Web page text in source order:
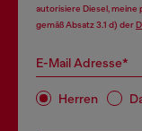
autorisiere Diesel,
gemäß Absatz 3.1 d) der
E-Mail Adresse*
Herren